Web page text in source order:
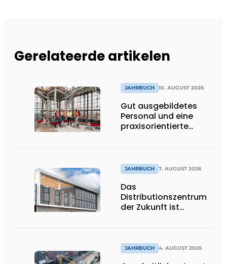
Gerelateerde artikelen
JAHRBUCH 10. AUGUST 2026
Gut ausgebildetes
Personal und eine
praxisorientierte
JAHRBUCH 7. AUGUST 2026
Das
Distributionszentrum
der Zukunft ist
ins Innere strömen
JAHRBUCH 4. AUGUST 2026